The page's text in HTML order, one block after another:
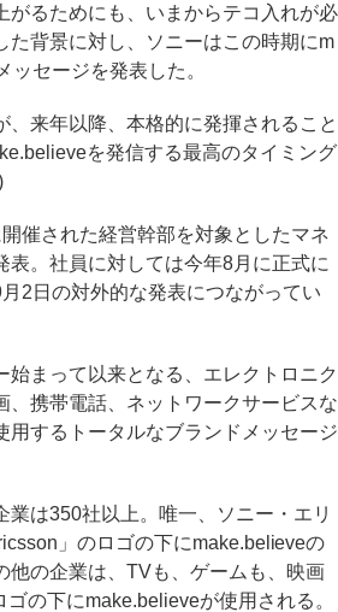
がるためにも、いまからテコ入れが必
た背景に対し、ソニーはこの時期にm
セージを発表した。
来年以降、本格的に発揮されること
を発信する最高のタイミング
催された経営幹部を対象としたマネ
表。社員に対しては今年8月に正式に
2日の対外的な発表につながってい
まって以来となる、エレクトロニク
、携帯電話、ネットワークサービスな
用するトータルなブランドメッセージ
は350社以上。唯一、ソニー・エリ
」のロゴの下にmake.believeの
他の企業は、TVも、ゲームも、映画
の下にmake.believeが使用される。